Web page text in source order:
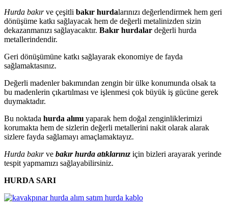
Hurda bakırve çeşitli bakır hurdalarınızı değerlendirmek hem geri
dönüşüme katkı sağlayacak hem de değerli metalinizden sizin
dekazanmanızı sağlayacaktır. Bakır hurdalar değerli hurda
metallerindendir.
Geri dönüşümüne katkı sağlayarak ekonomiye de fayda
sağlamaktasınız.
Değerli madenler bakımından zengin bir ülke konumunda olsak ta
bu madenlerin çıkartılması ve işlenmesi çok büyük iş gücüne gerek
duymaktadır.
Bu noktada hurda alımı yaparak hem doğal zenginliklerimizi
korumakta hem de sizlerin değerli metallerini nakit olarak alarak
sizlere fayda sağlamayı amaçlamaktayız.
Hurda bakırve bakır hurda atıklarınız için bizleri arayarak yerinde
tespit yapmamızı sağlayabilirsiniz.
HURDA SARI